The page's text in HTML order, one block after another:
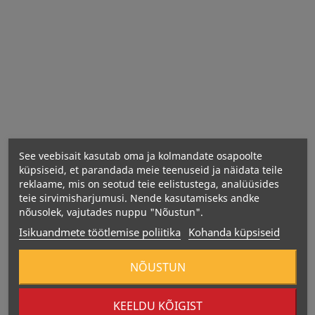
Energiasisaldus: 0 kcal / 0kJ
süsivesikud - 0 g;
See veebisait kasutab oma ja kolmandate osapoolte
küpsiseid, et parandada meie teenuseid ja näidata teile
reklaame, mis on seotud teie eelistustega, analüüsides
teie sirvimisharjumusi. Nende kasutamiseks andke
nõusolek, vajutades nuppu "Nõustun".
Isikuandmete töötlemise poliitika Kohanda küpsiseid
KEELDU KÕIGIST
NÕUSTUN